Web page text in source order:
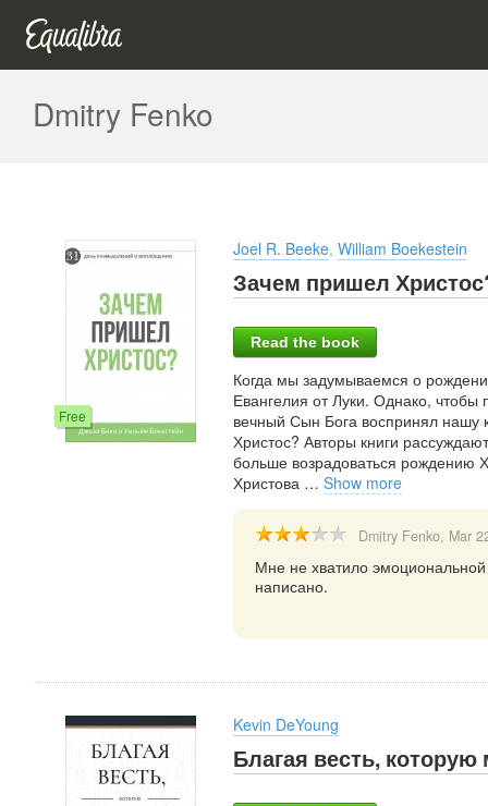
Dmitry Fenko
Free
Joel R. Beeke, William Boekestein
Зачем пришел
Read the book
Когда мы задумываемся о
Евангелия от Луки. Однако, чтобы
вечный Сын Бога воспринял нашу
Христос? Авторы книги
больше возрадоваться рождению
Христова … Show more
Dmitry Fenko, Mar
Мне не хватило
написано.
Kevin DeYoung
Благая весть,